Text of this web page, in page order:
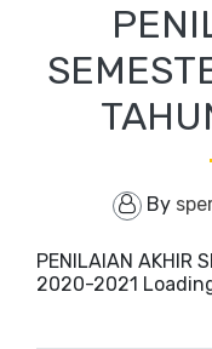
By
PENILAIAN AKHIR
2020-2021